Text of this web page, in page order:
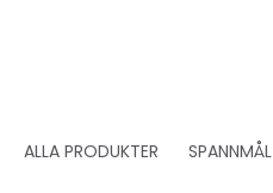
ALLA PRODUKTER SPANNMÅL